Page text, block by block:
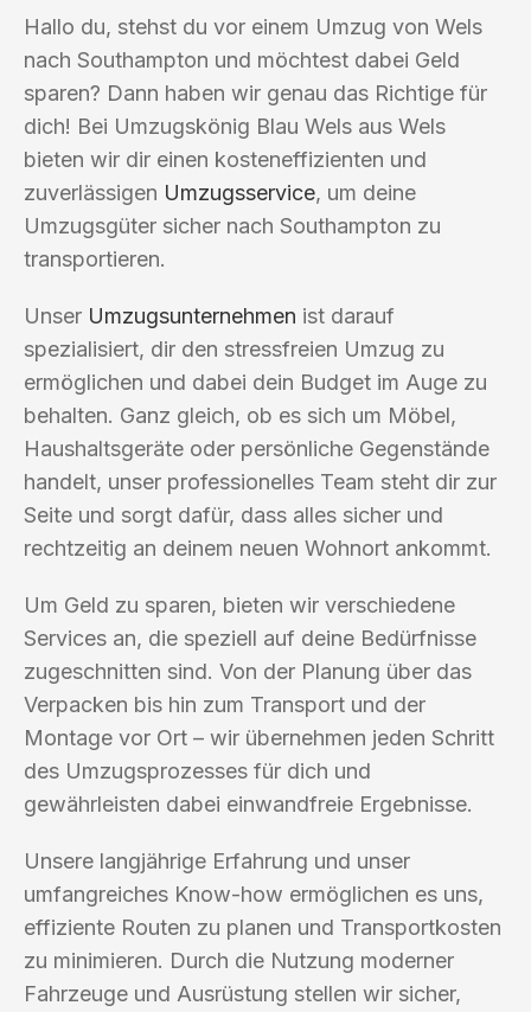
Hallo du, stehst du vor einem Umzug von Wels
nach Southampton und möchtest dabei Geld
sparen? Dann haben wir genau das Richtige für
dich! Bei Umzugskönig Blau Wels aus Wels
bieten wir dir einen kosteneffizienten und
zuverlässigen Umzugsservice, um deine
Umzugsgüter sicher nach Southampton zu
transportieren.
Unser Umzugsunternehmen ist darauf
spezialisiert, dir den stressfreien Umzug zu
ermöglichen und dabei dein Budget im Auge zu
behalten. Ganz gleich, ob es sich um Möbel,
Haushaltsgeräte oder persönliche Gegenstände
handelt, unser professionelles Team steht dir zur
Seite und sorgt dafür, dass alles sicher und
rechtzeitig an deinem neuen Wohnort ankommt.
Um Geld zu sparen, bieten wir verschiedene
Services an, die speziell auf deine Bedürfnisse
zugeschnitten sind. Von der Planung über das
Verpacken bis hin zum Transport und der
Montage vor Ort – wir übernehmen jeden Schritt
des Umzugsprozesses für dich und
gewährleisten dabei einwandfreie Ergebnisse.
Unsere langjährige Erfahrung und unser
umfangreiches Know-how ermöglichen es uns,
effiziente Routen zu planen und Transportkosten
zu minimieren. Durch die Nutzung moderner
Fahrzeuge und Ausrüstung stellen wir sicher,